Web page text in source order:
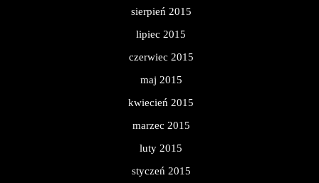
sierpień 2015
lipiec 2015
czerwiec 2015
maj 2015
kwiecień 2015
marzec 2015
luty 2015
styczeń 2015